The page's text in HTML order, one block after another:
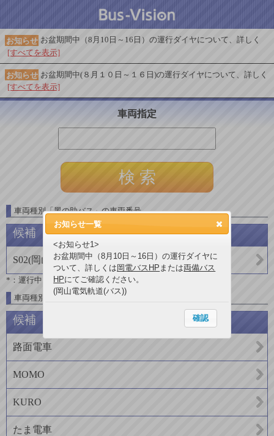
お知らせ お盆期間中（8月10日～16日）の運行ダイヤについて、詳しく
[すべてを表示]
お知らせ お盆期間中(８月１０日～１６日)の運行ダイヤについて、詳しく
[すべてを表示]
車両指定
車両種別「黑の助バス」の車両番号
候補
S02(岡山電気軌道(バス))
*：運行中
車両種別一覧
候補
路面電車
MOMO
KURO
たま電車
お知らせ一覧
<お知らせ1>
お盆期間中（8月10日～16日）の運行ダイヤに
ついて、詳しくは 岡電バスHP または両備バス
HPにてご確認ください。
(岡山電気軌道(バス))
確認